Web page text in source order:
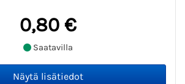
0,80 €
Saatavilla